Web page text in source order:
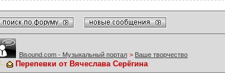
Bisound.com - Музыкальный портал > Ваше творчество
Перепевки от Вячеслава Серёгина